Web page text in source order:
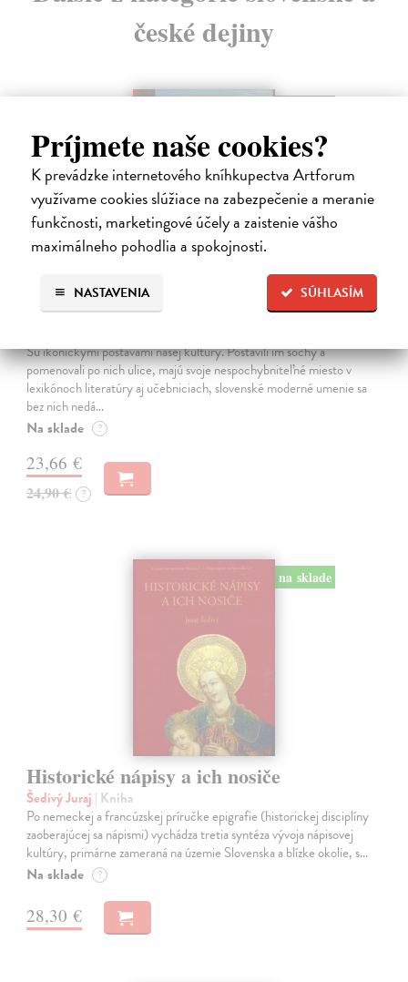
Príjmete naše cookies?
K prevádzke internetového kníhkupectva Artforum
využívame cookies slúžiace na zabezpečenie a meranie
funkčnosti, marketingové účely a zaistenie vášho
maximálneho pohodlia a spokojnosti.
SÚHLASÍM
NASTAVENIA
české dejiny
Studne mútne
Sú ikonickými postavami našej kultúry. Postavili im sochy a
pomenovali po nich ulice, majú svoje nespochybniteľné miesto v
lexikónoch literatúry aj učebniciach, slovenské moderné umenie sa
bez nich nedá…
Na sklade ?
23,66 €
24,90 € ?
na sklade
Historické nápisy a ich nosiče
Šedivý Juraj | Kniha
Po nemeckej a francúzskej príručke epigrafie (historickej disciplíny
zaoberajúcej sa nápismi) vychádza tretia syntéza vývoja nápisovej
kultúry, primárne zameraná na územie Slovenska a blízke okolie, s…
Na sklade ?
28,30 €